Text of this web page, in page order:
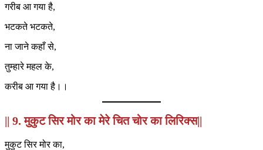
गरीब आ गया है,
भटकते भटकते,
ना जाने कहाँ से,
तुम्हारे महल के,
करीब आ गया है।।
|| 9. मुकुट सिर मोर का मेरे चित चोर का लिरिक्स||
मुकुट सिर मोर का,